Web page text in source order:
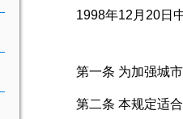
1998年12月20日
第一条 为加强城
第二条 本规定适